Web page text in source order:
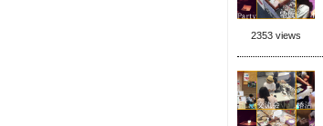
2353 views